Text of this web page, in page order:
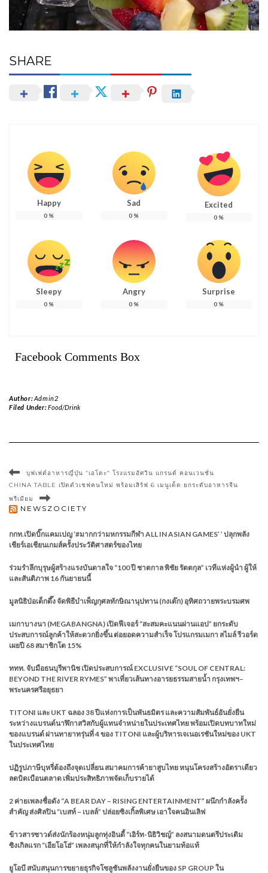
SHARE
Happy
0 %
Sad
0 %
Excited
0 %
Sleepy
0 %
Angry
0 %
Surprise
0 %
Facebook Comments Box
Author:Admin2
Filed Under:Food/Drink
บุฟเฟต์อาหารญี่ปุ่น “เอโดะ” โรงแรมอัศวิน แกรนด์ คอนเวนชั่น
CHINA TABLE เปิดตัวเชฟคนใหม่ พร้อมเสิร์ฟ 6 เมนูเด็ด ยกระดับอาหารจีน
พรีเมียม
NEWSZOCIETY
กกท.เปิดบิ๊กแคมเปญ ‘#มากกว่ามหกรรมกีฬา ALL IN ASIAN GAMES’ ’ ปลุกพลัง
เชียร์เอเชียนเกมส์ครั้งประวัติศาสตร์ของไทย
ร่วมรำลึกบุรุษผู้สร้างแรงบันดาลใจ “100 ปี ชาตกาล พิชัย รัตตกุล” เวทีแห่งผู้นำ ผู้ให้
และสันติภาพ 16 กันยายนนี้
มูลนิธิป่อเต็กตึ๊ง จัดพิธีบำเพ็ญกุศลทักษิณานุปทาน (กงเต๊ก) อุทิศถวายพระบรมศพ
เมกาบางนา (MEGABANGNA) เปิดฟีเจอร์ “สะสมคะแนนผ่านแอป” ยกระดับ
ประสบการณ์ลูกค้าให้สะดวกยิ่งขึ้น ต่อยอดความสำเร็จ โปรแกรมเมกา สไมล์ รีวอร์ด
เผยปี 68 สมาชิกโต 15%
ททท. จับมือธนบุรีพานิช เปิดประสบการณ์ EXCLUSIVE “SOUL OF CENTRAL:
BEYOND THE RIVER RYMES” พาเที่ยวเส้นทางอารยธรรมสายน้ำ กรุงเทพฯ–
พระนครศรีอยุธยา
TITONI และ UKT ฉลอง 38 ปีแห่งการเป็นพันธมิตร และความสัมพันธ์อันยั่งยืน
ระหว่างแบรนด์นาฬิกาสวิสกับผู้แทนจำหน่ายในประเทศไทย พร้อมเปิดบทบาทใหม่
ของแบรนด์ ผ่านทายาทรุ่นที่ 4 ของ TITONI และผู้บริหารเจเนอเรชันใหม่ของ UKT
ในประเทศไทย
ปฏิรูปภาษีบุหรี่ต้องถึงจุดเปลี่ยน สมาคมการค้ายาสูบไทย หนุนโครงสร้างอัตราเดียว
ลดบิดเบือนตลาด เพิ่มประสิทธิภาพจัดเก็บรายได้
2 ค่ายเพลงชื่อดัง “A BEAR DAY – RISING ENTERTAINMENT” ผนึกกำลังครั้ง
สำคัญ ส่งศิลปิน “เบสท์ – เบลล์” ปล่อยซิงเกิ้ลพิเศษ เอาใจคนอินเลิฟ
ข้าวสารซาวด์ส่งนักร้องหนุ่มลูกทุ่งอินดี้ “เอิร์ท-นิธิวิชญ์” ลงสนามดนตรีประเดิม
ซิงเกิลแรก “เอียโอโฮ่” เพลงสนุกที่ให้กำลังใจทุกคนในยามท้อแท้
ยูโอบี สนับสนุนการขยายธุรกิจโซลูชันพลังงานยั่งยืนของ SP GROUP ใน